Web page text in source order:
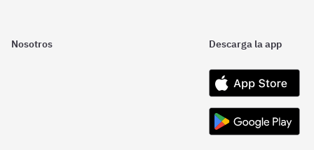
Nosotros Descarga la app